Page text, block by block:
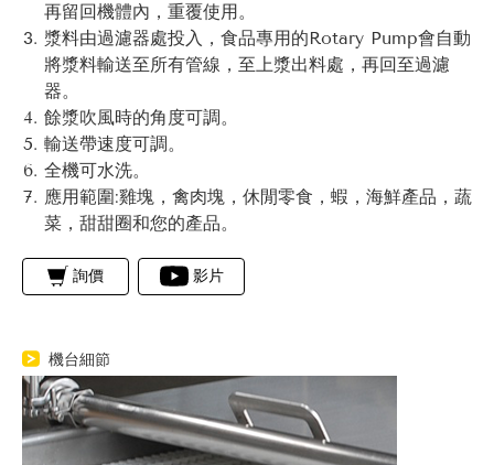
再留回機體內，重覆使用。
漿料由過濾器處投入，食品專用的Rotary Pump會自動
將漿料輸送至所有管線，至上漿出料處，再回至過濾
器。
餘漿吹風時的角度可調。
輸送帶速度可調。
全機可水洗。
應用範圍:雞塊，禽肉塊，休閒零食，蝦，海鮮產品，蔬
菜，甜甜圈和您的產品。
詢價 影片
機台細節